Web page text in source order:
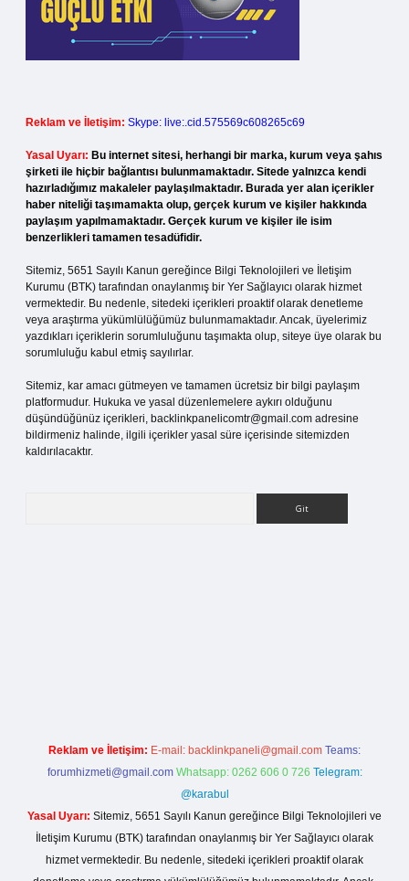
Reklam ve İletişim: Skype: live:.cid.575569c608265c69
Yasal Uyarı: Bu internet sitesi, herhangi bir marka, kurum veya şahıs
şirketi ile hiçbir bağlantısı bulunmamaktadır. Sitede yalnızca kendi
hazırladığımız makaleler paylaşılmaktadır. Burada yer alan içerikler
haber niteliği taşımamakta olup, gerçek kurum ve kişiler hakkında
paylaşım yapılmamaktadır. Gerçek kurum ve kişiler ile isim
benzerlikleri tamamen tesadüfidir.
Sitemiz, 5651 Sayılı Kanun gereğince Bilgi Teknolojileri ve İletişim
Kurumu (BTK) tarafından onaylanmış bir Yer Sağlayıcı olarak hizmet
vermektedir. Bu nedenle, sitedeki içerikleri proaktif olarak denetleme
veya araştırma yükümlülüğümüz bulunmamaktadır. Ancak, üyelerimiz
yazdıkları içeriklerin sorumluluğunu taşımakta olup, siteye üye olarak bu
sorumluluğu kabul etmiş sayılırlar.
Sitemiz, kar amacı gütmeyen ve tamamen ücretsiz bir bilgi paylaşım
platformudur. Hukuka ve yasal düzenlemelere aykırı olduğunu
düşündüğünüz içerikleri, backlinkpanelicomtr@gmail.com adresine
bildirmeniz halinde, ilgili içerikler yasal süre içerisinde sitemizden
kaldırılacaktır.
Reklam ve İletişim: E-mail: backlinkpaneli@gmail.com Teams:
forumhizmeti@gmail.com Whatsapp: 0262 606 0 726 Telegram:
@karabul
Yasal Uyarı: Sitemiz, 5651 Sayılı Kanun gereğince Bilgi Teknolojileri ve
İletişim Kurumu (BTK) tarafından onaylanmış bir Yer Sağlayıcı olarak
hizmet vermektedir. Bu nedenle, sitedeki içerikleri proaktif olarak